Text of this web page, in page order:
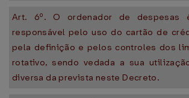
Art. 6º. O ordenador de despesas
responsável pelo uso do cartão de
pela definição e pelos controles dos
rotativo, sendo vedada a sua
diversa da prevista neste Decreto.